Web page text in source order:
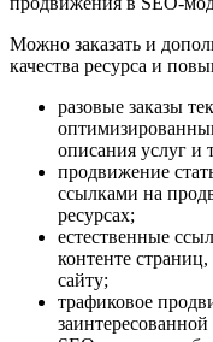
Можно заказать и
качества ресурса и
разовые заказы
описания услуг и
продвижение
ссылками на
ресурсах;
естественные
контенте
сайту;
трафиковое